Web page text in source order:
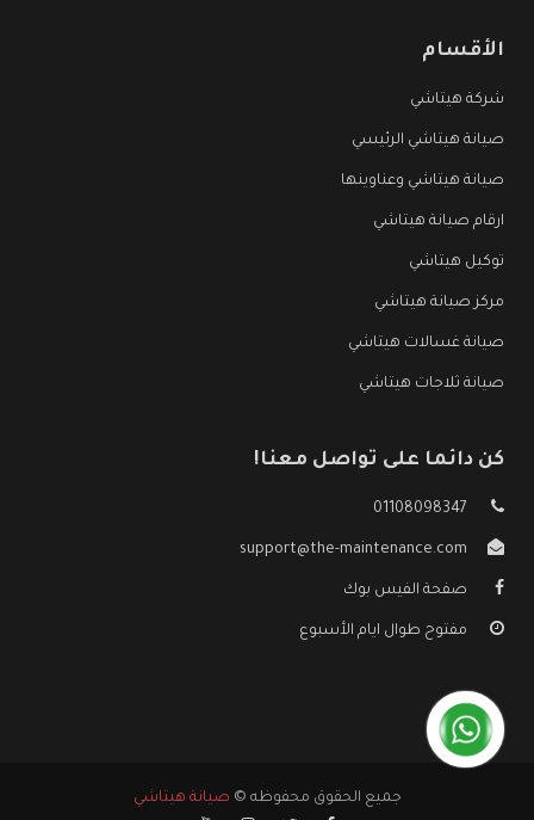
الأقسام
شركة هيتاشي
صيانة هيتاشي الرئيسي
صيانة هيتاشي وعناوينها
ارقام صيانة هيتاشي
توكيل هيتاشي
مركز صيانة هيتاشي
صيانة غسالات هيتاشي
صيانة ثلاجات هيتاشي
كن دائما على تواصل معنا!
01108098347
support@the-maintenance.com
صفحة الفيس بوك
مفتوح طوال ايام الأسبوع
جميع الحقوق محفوظه © صيانة هيتاشي